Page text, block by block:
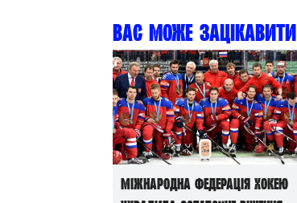
Вас може зацікавити
Міжнародна федерація хокею